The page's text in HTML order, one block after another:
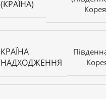
(КРАЇНА)
КРАЇНА
НАДХОДЖЕННЯ